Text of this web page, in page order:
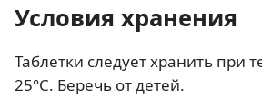
Условия хранения
Таблетки следует хранить при
25°C. Беречь от детей.